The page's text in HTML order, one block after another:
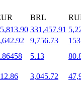
BRL
331,457.91
9,756.73
5.13
3,045.72